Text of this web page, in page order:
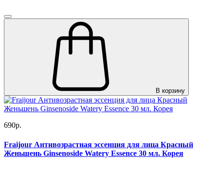
В корзину
690р.
Fraijour Антивозрастная эссенция для лица Красный
Женьшень Ginsenoside Watery Essence 30 мл. Корея